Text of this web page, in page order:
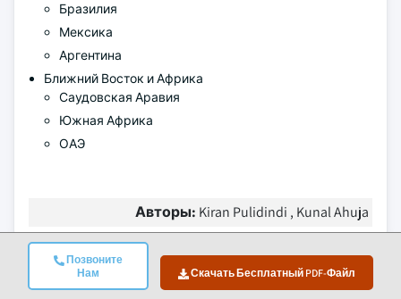
Позвоните
Нам
Скачать Бесплатный PDF-Файл
Бразилия
Мексика
Аргентина
Ближний Восток и Африка
Саудовская Аравия
Южная Африка
ОАЭ
Авторы: Kiran Pulidindi , Kunal Ahuja
Часто задаваемые вопросы(FAQ):